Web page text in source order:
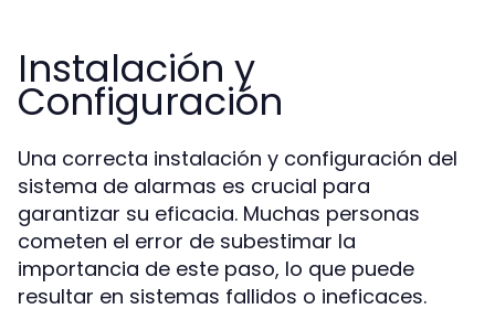
Instalación y
Configuración
Una correcta instalación y configuración del
sistema de alarmas es crucial para
garantizar su eficacia. Muchas personas
cometen el error de subestimar la
importancia de este paso, lo que puede
resultar en sistemas fallidos o ineficaces.